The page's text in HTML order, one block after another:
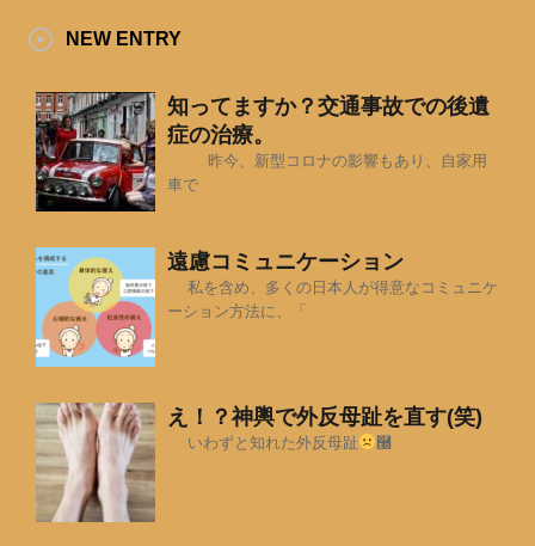
NEW ENTRY
知ってますか？交通事故での後遺
症の治療。
昨今、新型コロナの影響もあり、自家用
車で
遠慮コミュニケーション
私を含め、多くの日本人が得意なコミュニケ
ーション方法に、「
え！？神輿で外反母趾を直す(笑)
いわずと知れた外反母趾 ࿠